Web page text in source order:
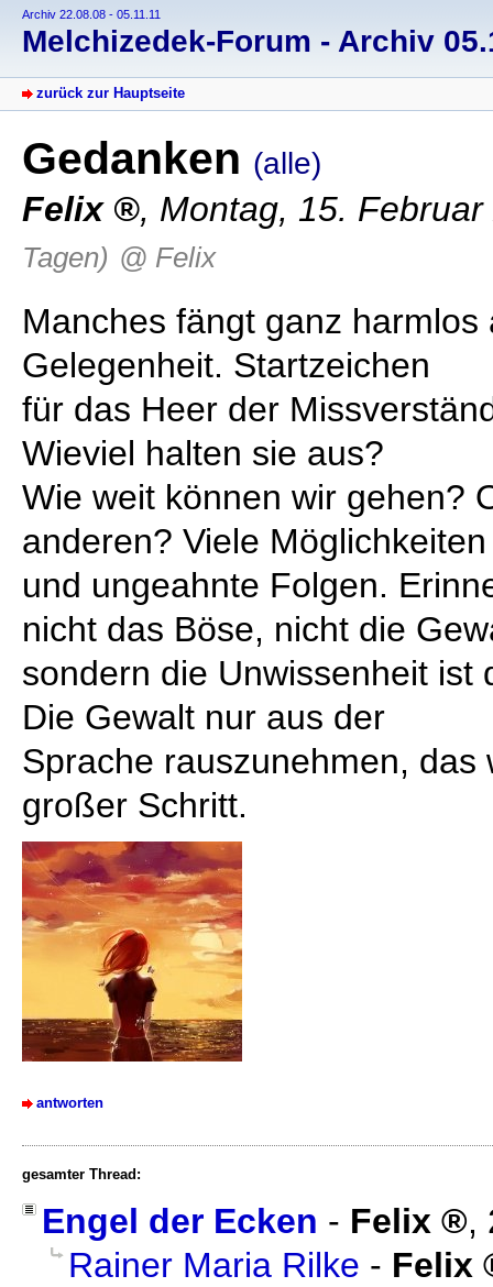
Archiv 22.08.08 - 05.11.11
Melchizedek-Forum - Archiv
zurück zur Hauptseite
Gedanken (alle)
Felix , Montag, 15.
Tagen) @ Felix
Manches fängt ganz
Gelegenheit. Startzeichen
für das Heer der
Wieviel halten sie aus?
Wie weit können wir gehen?
anderen? Viele Möglichkeiten
und ungeahnte Folgen.
nicht das Böse, nicht die
sondern die Unwissenheit ist
Die Gewalt nur aus der
Sprache rauszunehmen, das
großer Schritt.
antworten
gesamter Thread:
Engel der Ecken - Felix ,
Rainer Maria Rilke - Felix